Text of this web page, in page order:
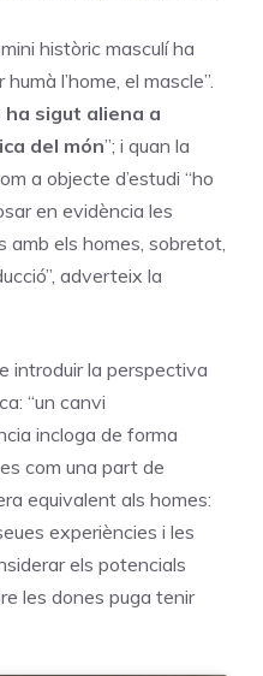
històric masculí ha
l’home, el mascle”.
ha sigut aliena a
del món”; i quan la
a objecte d’estudi “ho
en evidència les
amb els homes, sobretot,
adverteix la
introduir la perspectiva
“un canvi
incloga de forma
com una part de
equivalent als homes:
experiències i les
els potencials
les dones puga tenir